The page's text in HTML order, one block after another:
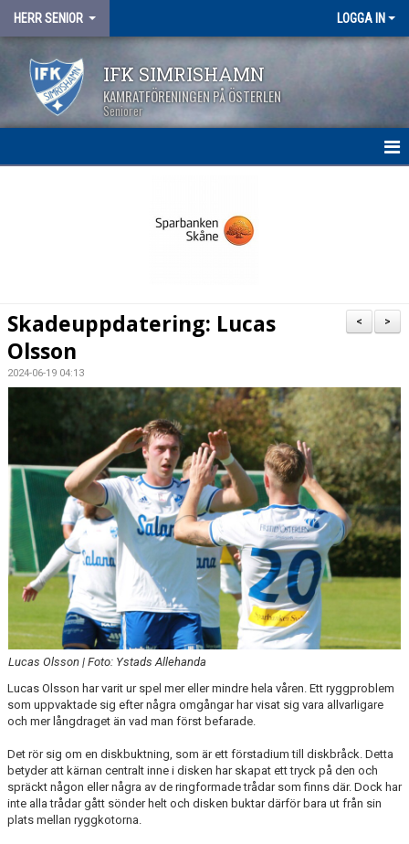
HERR SENIOR LOGGA IN
IFK SIMRISHAMN
KAMRATFÖRENINGEN PÅ ÖSTERLEN
Seniorer
TRUPPEN
BILDGALLERI
DOKUMENT
>
<
Skadeuppdatering: Lucas
Olsson
2024-06-19 04:13
Lucas Olsson | Foto: Ystads Allehanda
Lucas Olsson har varit ur spel mer eller mindre hela våren. Ett ryggproblem
som uppvaktade sig efter några omgångar har visat sig vara allvarligare
och mer långdraget än vad man först befarade.
Det rör sig om en diskbuktning, som är ett förstadium till diskbråck. Detta
betyder att kärnan centralt inne i disken har skapat ett tryck på den och
spräckt någon eller några av de ringformade trådar som finns där. Dock har
inte alla trådar gått sönder helt och disken buktar därför bara ut från sin
plats mellan ryggkotorna.